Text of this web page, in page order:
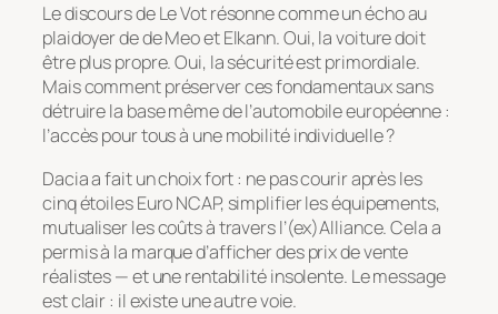
Le discours de Le Vot résonne comme un écho au
plaidoyer de de Meo et Elkann. Oui, la voiture doit
être plus propre. Oui, la sécurité est primordiale.
Mais comment préserver ces fondamentaux sans
détruire la base même de l’automobile européenne :
l’accès pour tous à une mobilité individuelle ?
Dacia a fait un choix fort : ne pas courir après les
cinq étoiles Euro NCAP, simplifier les équipements,
mutualiser les coûts à travers l’(ex)Alliance. Cela a
permis à la marque d’afficher des prix de vente
réalistes — et une rentabilité insolente. Le message
est clair : il existe une autre voie.